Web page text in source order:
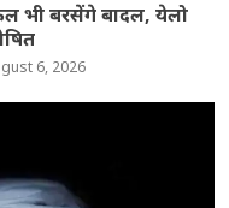
भी बरसेंगे बादल, येलो
6, 2026